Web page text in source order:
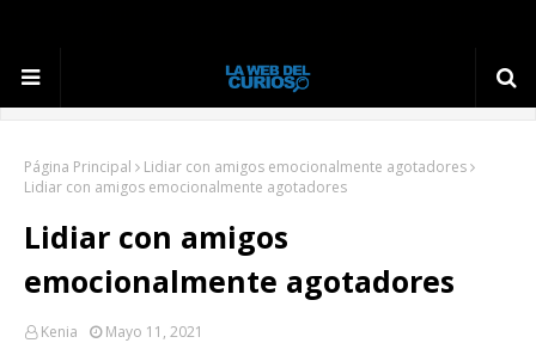
Página Principal
Lidiar con amigos emocionalmente agotadores
Lidiar con amigos emocionalmente agotadores
Lidiar con amigos
emocionalmente agotadores
Kenia Mayo 11, 2021